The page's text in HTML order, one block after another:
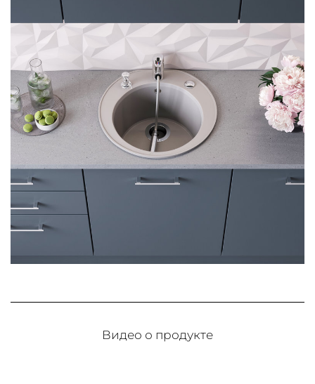
Видео о продукте